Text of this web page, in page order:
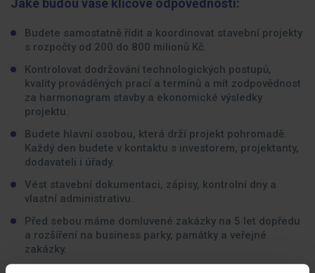
Jaké budou vaše klíčové odpovědnosti:
Budete samostatně řídit a koordinovat stavební projekty
s rozpočty od 200 do 800 milionů Kč.
Kontrolovat dodržování technologických postupů,
kvality prováděných prací a termínů a mít zodpovědnost
za harmonogram stavby a ekonomické výsledky
projektu.
Budete hlavní osobou, která drží projekt pohromadě.
Každý den budete v kontaktu s investorem, projektanty,
dodavateli i úřady.
Vést stavební dokumentaci, zápisy, kontrolní dny a
vlastní administrativu.
Před sebou máme domluvené zakázky na 5 let dopředu
a rozšíření na business parky, památky a veřejné
zakázky.